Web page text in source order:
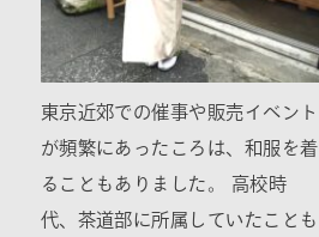
東京近郊での催事や販売イベント
が頻繁にあったころは、和服を着
ることもありました。 高校時
代、茶道部に所属していたことも